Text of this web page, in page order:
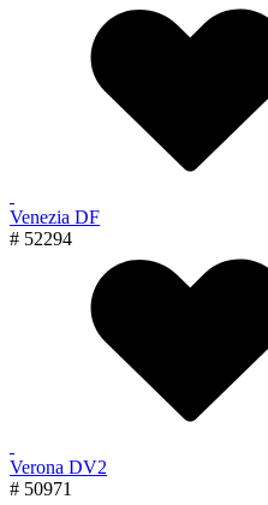
Venezia DF
# 52294
Verona DV2
# 50971